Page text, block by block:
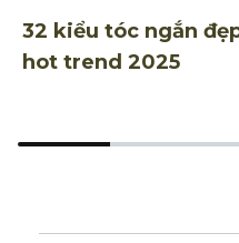
32 kiểu tóc ngắn
hot trend 2025